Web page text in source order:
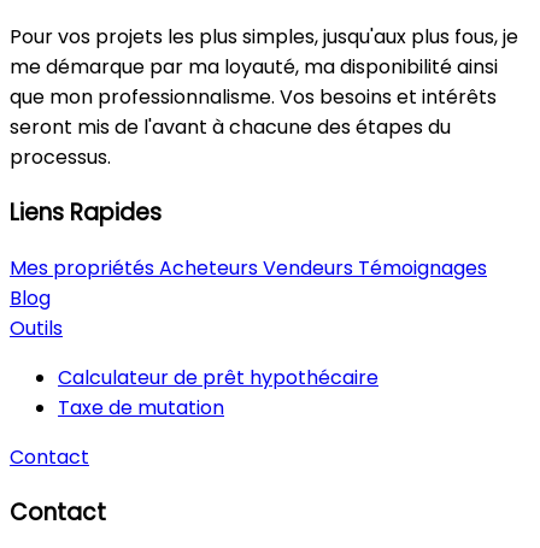
Pour vos projets les plus simples, jusqu'aux plus fous, je
me démarque par ma loyauté, ma disponibilité ainsi
que mon professionnalisme. Vos besoins et intérêts
seront mis de l'avant à chacune des étapes du
processus.
Liens Rapides
Mes propriétésAcheteursVendeurs Témoignages
Blog
Outils
Calculateur de prêt hypothécaire
Taxe de mutation
Contact
Contact